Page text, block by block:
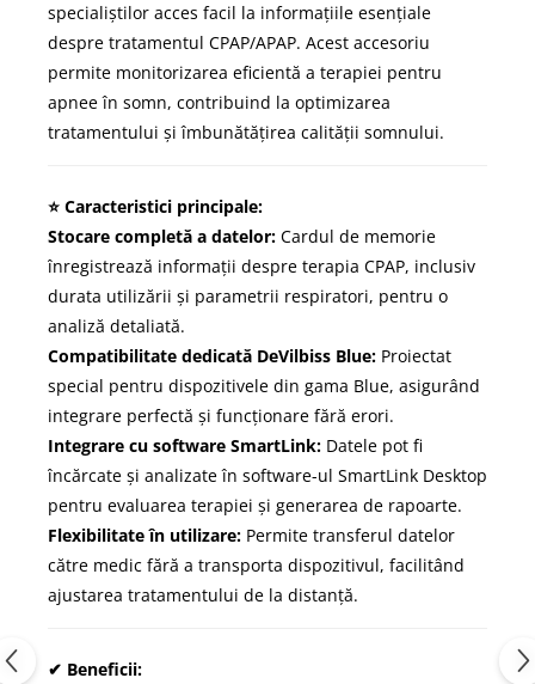
specialiștilor acces facil la informațiile esențiale
despre tratamentul CPAP/APAP. Acest accesoriu
permite monitorizarea eficientă a terapiei pentru
apnee în somn, contribuind la optimizarea
tratamentului și îmbunătățirea calității somnului.
⭐ Caracteristici principale:
Stocare completă a datelor: Cardul de memorie
înregistrează informații despre terapia CPAP, inclusiv
durata utilizării și parametrii respiratori, pentru o
analiză detaliată.
Compatibilitate dedicată DeVilbiss Blue: Proiectat
special pentru dispozitivele din gama Blue, asigurând
integrare perfectă și funcționare fără erori.
Integrare cu software SmartLink: Datele pot fi
încărcate și analizate în software-ul SmartLink Desktop
pentru evaluarea terapiei și generarea de rapoarte.
Flexibilitate în utilizare: Permite transferul datelor
către medic fără a transporta dispozitivul, facilitând
ajustarea tratamentului de la distanță.
✔ Beneficii: